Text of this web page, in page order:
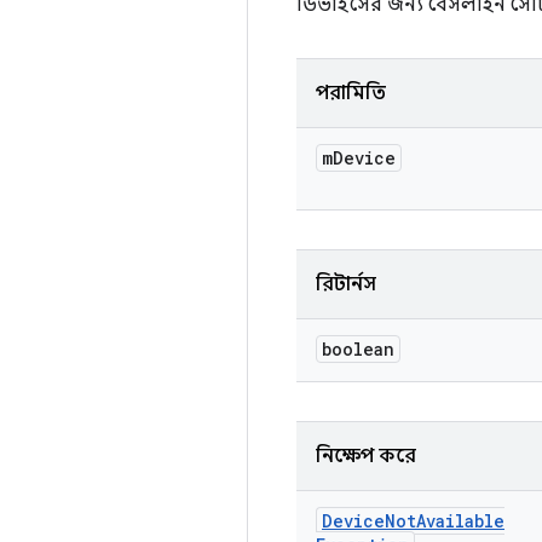
ডিভাইসের জন্য বেসলাইন
পরামিতি
mDevice
রিটার্নস
boolean
নিক্ষেপ করে
DeviceNotAvailable